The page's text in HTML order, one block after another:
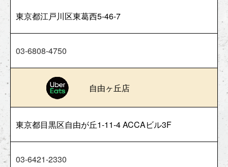
東京都江戸川区東葛西5-46-7
03-6808-4750
自由ヶ丘店
東京都目黒区自由が丘1-11-4 ACCAビル3F
03-6421-2330